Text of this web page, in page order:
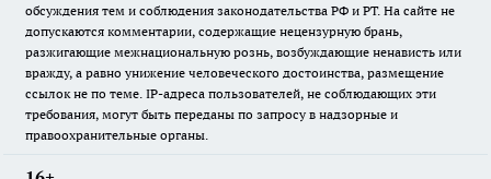
обсуждения тем и соблюдения законодательства РФ и РТ. На сайте не
допускаются комментарии, содержащие нецензурную брань,
разжигающие межнациональную рознь, возбуждающие ненависть или
вражду, а равно унижение человеческого достоинства, размещение
ссылок не по теме. IP-адреса пользователей, не соблюдающих эти
требования, могут быть переданы по запросу в надзорные и
правоохранительные органы.